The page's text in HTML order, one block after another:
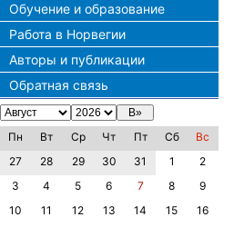
Обучение и образование
Работа в Норвегии
Авторы и публикации
Обратная связь
Пн Вт Ср Чт Пт Сб
Вс
27
28 29 30 31 1
2
3
4 5 6 7 8
9
10
11 12 13 14 15
16